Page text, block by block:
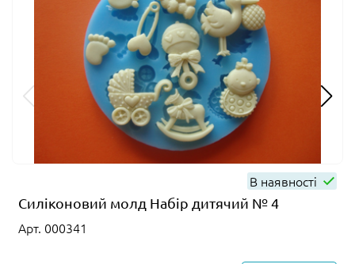
В наявності
Силіконовий молд Набір дитячий № 4
Арт. 000341